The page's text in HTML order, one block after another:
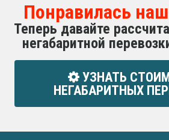
Понравилась
Теперь давайте
негабаритной
УЗНАТЬ
НЕГАБАРИТНЫХ